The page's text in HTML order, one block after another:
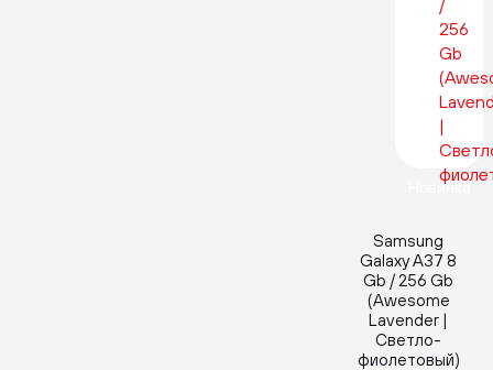
Новинка
Samsung
Galaxy A37 8
Gb / 256 Gb
(Awesome
Lavender |
Светло-
фиолетовый)